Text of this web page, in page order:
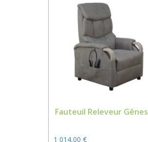
Fauteuil Releveur Gênes
1 014,00 €